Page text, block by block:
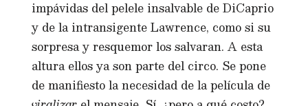
impávidas del pelele insalvable de DiCaprio
y de la intransigente Lawrence, como si su
sorpresa y resquemor los salvaran. A esta
altura ellos ya son parte del circo. Se pone
de manifiesto la necesidad de la película de